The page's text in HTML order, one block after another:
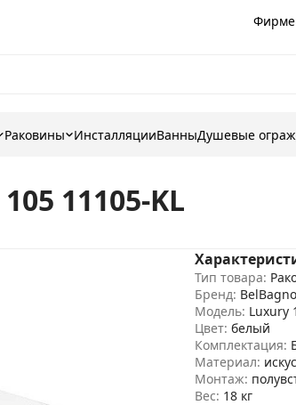
Раковины ИнсталляцииВанныДушевые
11105-KL
Тип товара:
Бренд: BelBagno
Модель: Luxury
Цвет: белый
Комплектация:
Материал:
Монтаж:
Вес: 18 кг